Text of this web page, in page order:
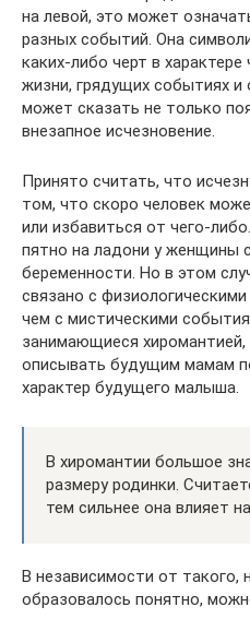
на левой, это может
разных событий. Она
каких-либо черт в
жизни, грядущих событиях
может сказать не только
внезапное исчезновение.
Принято считать, что
том, что скоро человек
или избавиться от чего-
пятно на ладони у женщины
беременности. Но в этом
связано с
чем с мистическими
занимающиеся
описывать будущим мамам
характер будущего малыша.
В хиромантии большое
размеру родинки.
тем сильнее она влияет
В независимости от такого,
образовалось понятно,